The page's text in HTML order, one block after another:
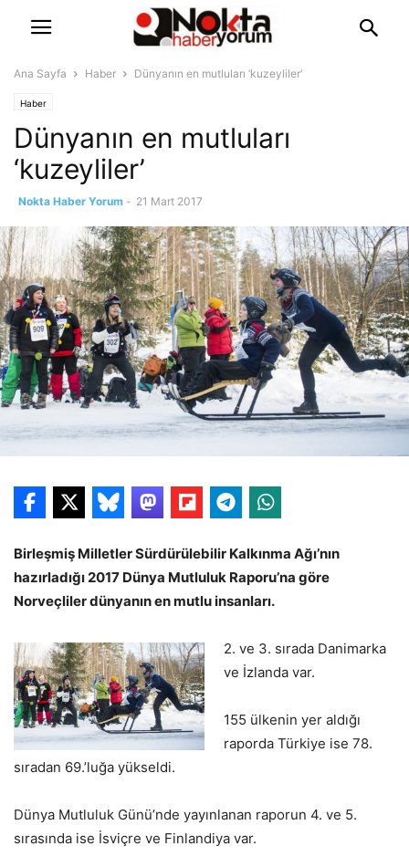
Ana Sayfa Haber Dünyanın en mutluları ‘kuzeyliler’
Haber
Dünyanın en mutluları
‘kuzeyliler’
Nokta Haber Yorum - 21 Mart 2017
Birleşmiş Milletler Sürdürülebilir Kalkınma Ağı’nın
hazırladığı 2017 Dünya Mutluluk Raporu’na göre
Norveçliler dünyanın en mutlu insanları.
2. ve 3. sırada Danimarka
ve İzlanda var.
155 ülkenin yer aldığı
raporda Türkiye ise 78.
sıradan 69.’luğa yükseldi.
Dünya Mutluluk Günü’nde yayınlanan raporun 4. ve 5.
sırasında ise İsviçre ve Finlandiya var.